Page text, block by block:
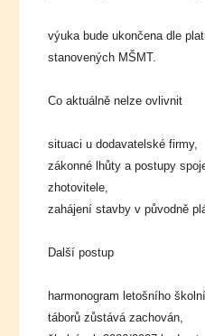
výuka bude ukončena dle
stanovených MŠMT.
Co aktuálně nelze ovlivnit
situaci u dodavatelské firmy,
zákonné lhůty a postupy
zhotovitele,
zahájení stavby v původně
Další postup
harmonogram letošního
táborů zůstává zachován,